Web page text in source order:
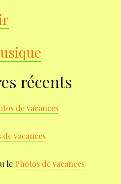
récents
de vacances
de vacances
le Photos de vacances